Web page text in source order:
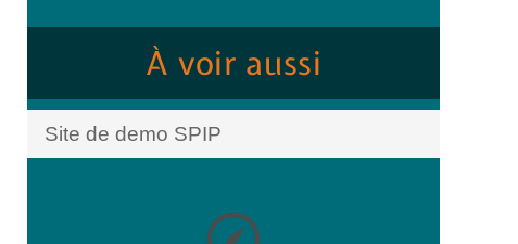
À voir aussi
Site de demo SPIP